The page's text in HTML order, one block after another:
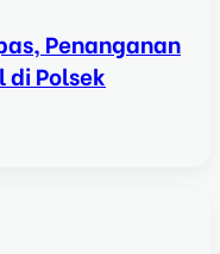
Penanganan
di Polsek